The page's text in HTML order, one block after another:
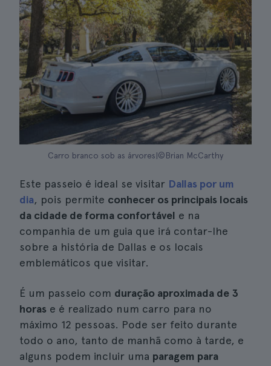
Carro branco sob as árvores|©Brian McCarthy
Este passeio é ideal se visitar Dallas por um
dia, pois permite conhecer os principais locais
da cidade de forma confortável e na
companhia de um guia que irá contar-lhe
sobre a história de Dallas e os locais
emblemáticos que visitar.
É um passeio com duração aproximada de 3
horas e é realizado num carro para no
máximo 12 pessoas. Pode ser feito durante
todo o ano, tanto de manhã como à tarde, e
alguns podem incluir uma paragem para